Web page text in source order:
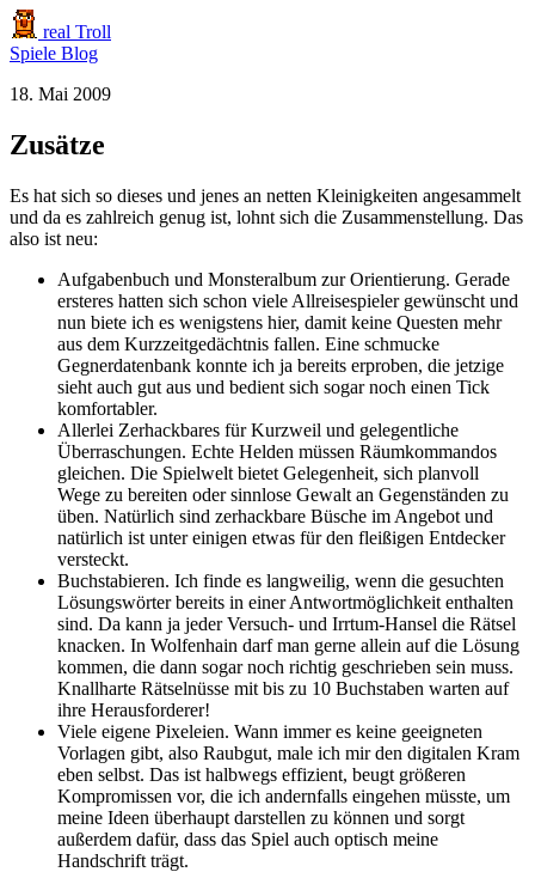
real Troll
Spiele Blog
18. Mai 2009
Zusätze
Es hat sich so dieses und jenes an netten Kleinigkeiten angesammelt
und da es zahlreich genug ist, lohnt sich die Zusammenstellung. Das
also ist neu:
Aufgabenbuch und Monsteralbum zur Orientierung. Gerade
ersteres hatten sich schon viele Allreisespieler gewünscht und
nun biete ich es wenigstens hier, damit keine Questen mehr
aus dem Kurzzeitgedächtnis fallen. Eine schmucke
Gegnerdatenbank konnte ich ja bereits erproben, die jetzige
sieht auch gut aus und bedient sich sogar noch einen Tick
komfortabler.
Allerlei Zerhackbares für Kurzweil und gelegentliche
Überraschungen. Echte Helden müssen Räumkommandos
gleichen. Die Spielwelt bietet Gelegenheit, sich planvoll
Wege zu bereiten oder sinnlose Gewalt an Gegenständen zu
üben. Natürlich sind zerhackbare Büsche im Angebot und
natürlich ist unter einigen etwas für den fleißigen Entdecker
versteckt.
Buchstabieren. Ich finde es langweilig, wenn die gesuchten
Lösungswörter bereits in einer Antwortmöglichkeit enthalten
sind. Da kann ja jeder Versuch- und Irrtum-Hansel die Rätsel
knacken. In Wolfenhain darf man gerne allein auf die Lösung
kommen, die dann sogar noch richtig geschrieben sein muss.
Knallharte Rätselnüsse mit bis zu 10 Buchstaben warten auf
ihre Herausforderer!
Viele eigene Pixeleien. Wann immer es keine geeigneten
Vorlagen gibt, also Raubgut, male ich mir den digitalen Kram
eben selbst. Das ist halbwegs effizient, beugt größeren
Kompromissen vor, die ich andernfalls eingehen müsste, um
meine Ideen überhaupt darstellen zu können und sorgt
außerdem dafür, dass das Spiel auch optisch meine
Handschrift trägt.